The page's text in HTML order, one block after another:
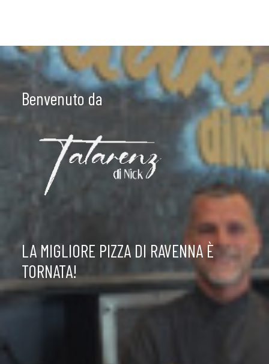
Benvenuto da
LA MIGLIORE PIZZA DI RAVENNA È
TORNATA!